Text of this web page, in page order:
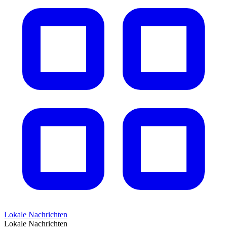
Lokale Nachrichten
Lokale Nachrichten